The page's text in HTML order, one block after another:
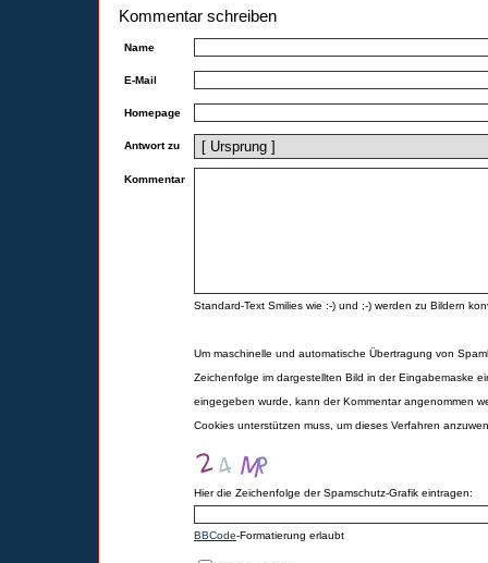
Kommentar schreiben
Name
E-Mail
Homepage
Antwort zu
Kommentar
Standard-Text Smilies wie :-) und ;-) werden zu Bildern
Um maschinelle und automatische Übertragung von
Zeichenfolge im dargestellten Bild in der Eingabemaske
eingegeben wurde, kann der Kommentar angenommen
Cookies unterstützen muss, um dieses Verfahren
Hier die Zeichenfolge der Spamschutz-Grafik eintragen:
BBCode-Formatierung erlaubt